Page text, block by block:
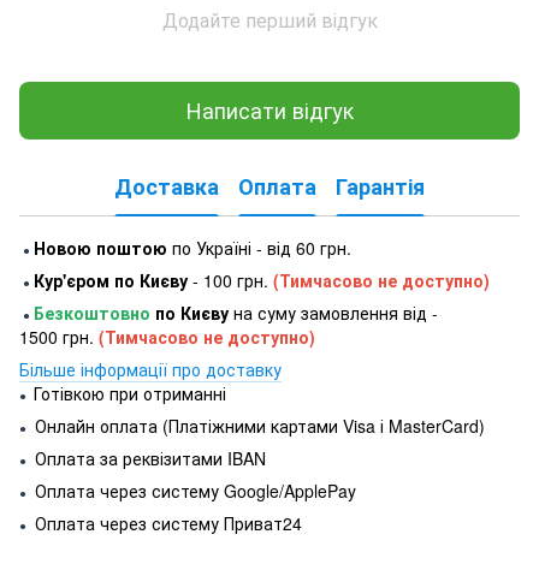
Додайте перший відгук
Написати відгук
Доставка Оплата Гарантія
● Новою поштою по Україні - від 60 грн.
● Кур'єром по Києву - 100 грн. (Тимчасово не доступно)
● Безкоштовно по Києву на суму замовлення від -
1500 грн. (Тимчасово не доступно)
Більше інформації про доставку
● Готівкою при отриманні
● Онлайн оплата (Платіжними картами Visa і MasterCard)
● Оплата за реквізитами IBAN
● Оплата через систему Google/ApplePay
● Оплата через систему Приват24